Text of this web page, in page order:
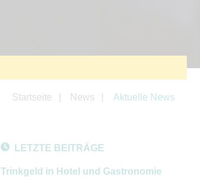
Startseite News Aktuelle News
LETZTE BEITRÄGE
Trinkgeld in Hotel und Gastronomie